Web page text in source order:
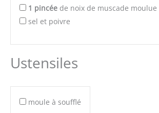
1 pincée de noix de muscade moulue
sel et poivre
Ustensiles
moule à soufflé